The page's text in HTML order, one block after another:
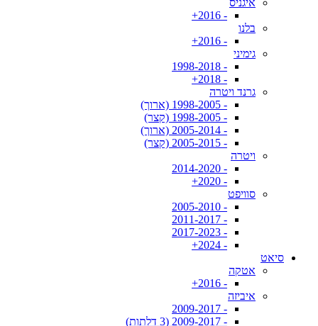
איגניס
- 2016+
בלנו
- 2016+
גימיני
- 1998-2018
- 2018+
גרנד ויטרה
- 1998-2005 (ארוך)
- 1998-2005 (קצר)
- 2005-2014 (ארוך)
- 2005-2015 (קצר)
ויטרה
- 2014-2020
- 2020+
סוויפט
- 2005-2010
- 2011-2017
- 2017-2023
- 2024+
סיאט
אטקה
- 2016+
איביזה
- 2009-2017
- 2009-2017 (3 דלתות)